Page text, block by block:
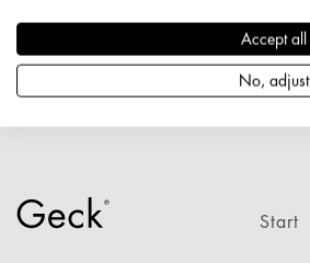
Konfektionsständer
Ladenbauzubehör
Einkaufs- und Transportwagen
Start
Accept all
No, adjust